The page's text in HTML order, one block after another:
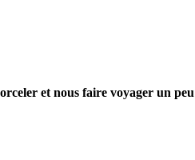
et nous faire voyager un